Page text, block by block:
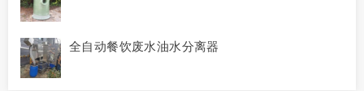
全自动餐饮废水油水分离器